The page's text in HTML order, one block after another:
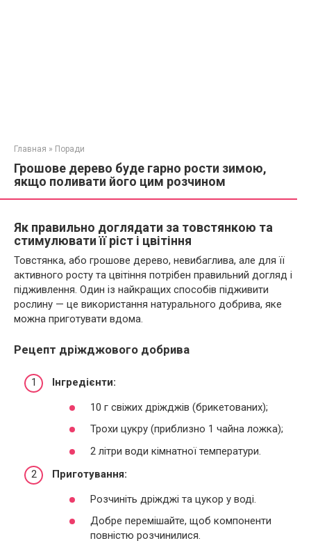
Главная » Поради
Грошове дерево буде гарно рости зимою,
якщо поливати його цим розчином
Як правильно доглядати за товстянкою та
стимулювати її ріст і цвітіння
Товстянка, або грошове дерево, невибаглива, але для її
активного росту та цвітіння потрібен правильний догляд і
підживлення. Один із найкращих способів підживити
рослину — це використання натурального добрива, яке
можна приготувати вдома.
Рецепт дріжджового добрива
Інгредієнти:
10 г свіжих дріжджів (брикетованих);
Трохи цукру (приблизно 1 чайна ложка);
2 літри води кімнатної температури.
Приготування:
Розчиніть дріжджі та цукор у воді.
Добре перемішайте, щоб компоненти
повністю розчинилися.